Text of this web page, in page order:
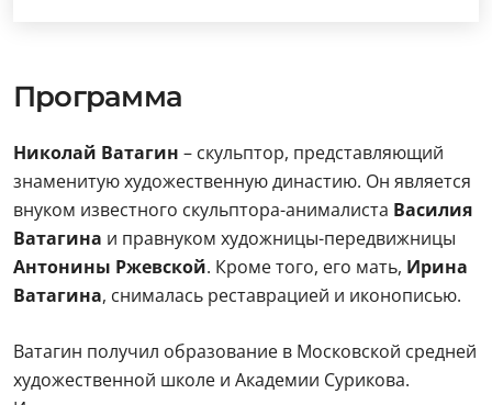
Программа
Николай Ватагин – скульптор, представляющий
знаменитую художественную династию. Он является
внуком известного скульптора-анималиста Василия
Ватагина и правнуком художницы-передвижницы
Антонины Ржевской. Кроме того, его мать, Ирина
Ватагина, снималась реставрацией и иконописью.
Ватагин получил образование в Московской средней
художественной школе и Академии Сурикова.